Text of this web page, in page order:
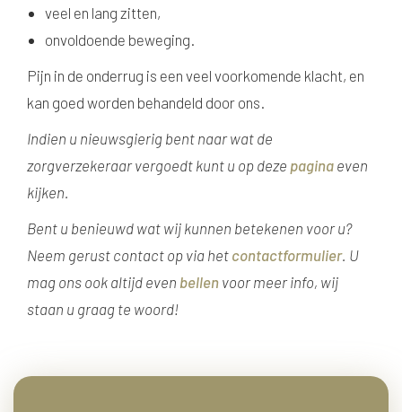
veel en lang zitten,
onvoldoende beweging.
Pijn in de onderrug is een veel voorkomende klacht, en
kan goed worden behandeld door ons.
Indien u nieuwsgierig bent naar wat de
zorgverzekeraar vergoedt kunt u op deze pagina even
kijken.
Bent u benieuwd wat wij kunnen betekenen voor u?
Neem gerust contact op via het contactformulier. U
mag ons ook altijd even bellen voor meer info, wij
staan u graag te woord!